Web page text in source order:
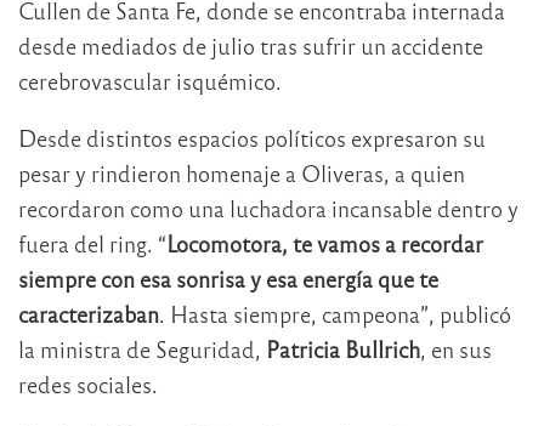
Cullen de Santa Fe, donde se encontraba internada
desde mediados de julio tras sufrir un accidente
cerebrovascular isquémico.
Desde distintos espacios políticos expresaron su
pesar y rindieron homenaje a Oliveras, a quien
recordaron como una luchadora incansable dentro y
fuera del ring. “Locomotora, te vamos a recordar
siempre con esa sonrisa y esa energía que te
caracterizaban. Hasta siempre, campeona”, publicó
la ministra de Seguridad, Patricia Bullrich, en sus
redes sociales.